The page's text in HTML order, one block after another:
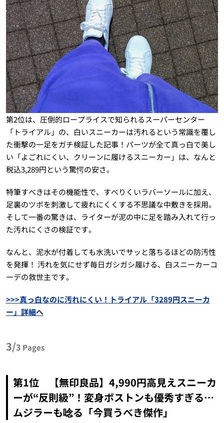
第2位は、圧倒的ロープライスで知られるスーパーセンター
「トライアル」の、白いスニーカーは汚れるという常識を覆し
た衝撃の一足をガチ検証した記事！パーツが全て真っ白で美し
い「よごれにくい、クリーンに履けるスニーカー」は、なんと
税込3,289円という驚愕の安さ。
特筆すべきはその機能性で、すべりくいラバーソールに加え、
足裏のツボを刺激して疲れにくくする不思議な中敷きを採用。
そして一番の驚きは、ライターが泥の中に足を踏み入れて行っ
た汚れにくさの検証です。
なんと、泥水が付着しても水洗いでサッと落ちるほどの防汚性
を発揮！ 汚れを気にせず毎日ガシガシ履ける、白スニーカーコ
ーデの救世主です。
>>>真っ白なのに汚れにくい！トライアル「3289円スニーカ
ー」詳細へ
3/3 Pages
第1位 【無印良品】4,990円高見えスニーカ
ーが“反則級”！変身ボストンも優秀すぎる…
ムジラーも唸る「今買うべき傑作」